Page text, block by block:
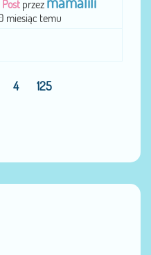
przez
miesiąc temu
4 125